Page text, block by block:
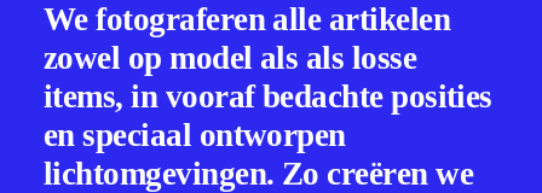
We fotograferen alle artikelen
zowel op model als als losse
items, in vooraf bedachte posities
en speciaal ontworpen
lichtomgevingen. Zo creëren we